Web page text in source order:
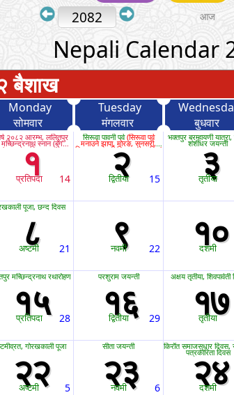
2082 आज
Nepali Calendar
बैशाख
Monday
सोमवार
Tuesday
मंगलवार
बुधवार
२०८२ आरम्भ, ललितपुर
मच्छिन्द्रनाथ स्नान (बुँगद्यः
भक्तपुर विश्वध्वजपातन
(विस्काजात्रा), खायू सँल्हू
१
प्रतिपदा 14
सिरूवा पावनी पर्व(सिरूवा पर्व
मनाउने झापा, मोरङ, सुनसरी,
सिराहा र सप्तरी जिल्लाहरुमा बिदा)
२
द्वितीया 15
भक्तपुर ब्रम्हायणी यात्रा,
शशीधर जयन्ती
३
तृतीया
पूजा, छन्द दिवस
८
अष्टमी 21 ९
नवमी 22 १०
दशमी
मच्छिन्द्रनाथ रथारोहण
१५
प्रतिपदा 28
परशुराम जयन्ती
१६
द्वितीया 29
अक्षय तृतीया, शिवपार्वती
१७
तृतीया
गोरखकाली पूजा
२२
अष्टमी 5
सीता जयन्ती
२३
नवमी 6
किराँत समाजसुधार दिवस,
पत्रकारिता दिवस
२४
दशमी